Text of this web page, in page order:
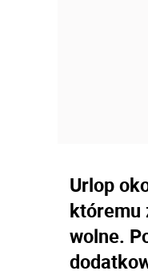
Urlop
któremu
wolne.